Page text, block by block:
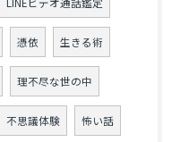
憑依 生きる術
理不尽な世の中
不思議体験 怖い話